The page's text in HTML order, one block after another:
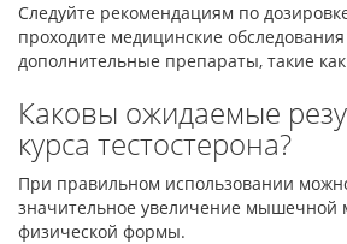
Следуйте рекомендациям по
проходите медицинские
дополнительные препараты, такие
Каковы ожидаемые
курса тестостерона?
При правильном использовании
значительное увеличение мышечной
физической формы.